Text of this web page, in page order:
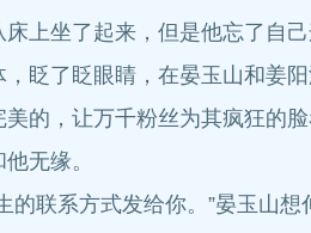
坐了起来，但是他忘了自己
了眨眼睛，在晏玉山和姜阳
，让万千粉丝为其疯狂的脸
无缘。
联系方式发给你。”晏玉山想